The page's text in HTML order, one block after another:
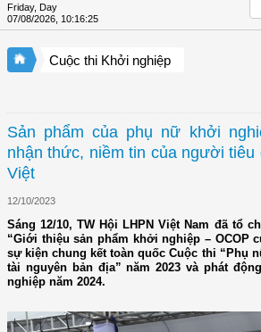
Friday, Day
07/08/2026 10:16:26
Cuộc thi Khởi nghiệp
Sản phẩm của phụ nữ khởi
nhận thức, niềm tin của người tiêu
Việt
12/10/2023
Sáng 12/10, TW Hội LHPN Việt Nam đã tổ
“Giới thiệu sản phẩm khởi nghiệp – OCOP
sự kiện chung kết toàn quốc Cuộc thi “Phụ
tài nguyên bản địa” năm 2023 và phát
nghiệp năm 2024.